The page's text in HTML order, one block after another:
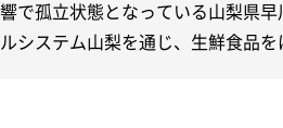
で孤立状態となっている山梨県
システム山梨を通じ、生鮮食品